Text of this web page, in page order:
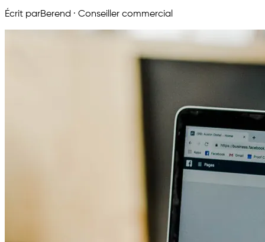
Écrit parBerend · Conseiller commercial